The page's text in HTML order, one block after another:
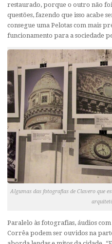
restaurado, porque o outro não
questões, fazendo que isso acabe
consegue uma Pelotas com mais
funcionamento para a sociedade
Algumas das fotografias de Clavero que
Paralelo às fotografias, áudios
Corrêa podem ser ouvidos na